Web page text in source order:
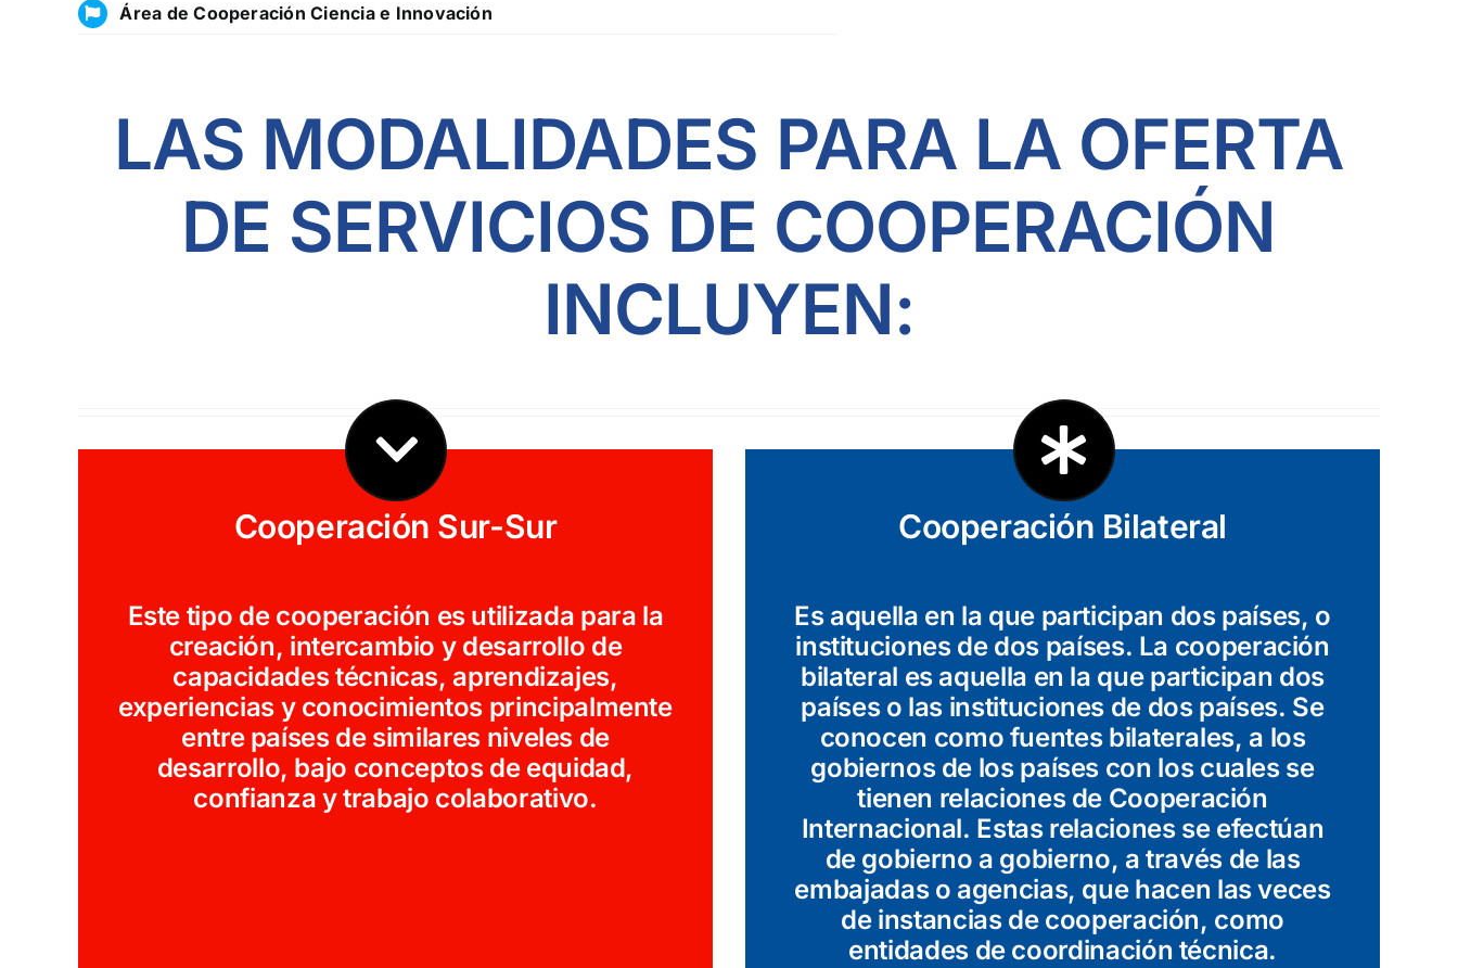
Área de Cooperación Ciencia e Innovación
LAS MODALIDADES PARA LA OFERTA
DE SERVICIOS DE COOPERACIÓN
INCLUYEN:
Cooperación Sur-Sur
Este tipo de cooperación es utilizada para la
creación, intercambio y desarrollo de
capacidades técnicas, aprendizajes,
experiencias y conocimientos principalmente
entre países de similares niveles de
desarrollo, bajo conceptos de equidad,
confianza y trabajo colaborativo.
Cooperación Bilateral
Es aquella en la que participan dos países, o
instituciones de dos países. La cooperación
bilateral es aquella en la que participan dos
países o las instituciones de dos países. Se
conocen como fuentes bilaterales, a los
gobiernos de los países con los cuales se
tienen relaciones de Cooperación
Internacional. Estas relaciones se efectúan
de gobierno a gobierno, a través de las
embajadas o agencias, que hacen las veces
de instancias de cooperación, como
entidades de coordinación técnica.